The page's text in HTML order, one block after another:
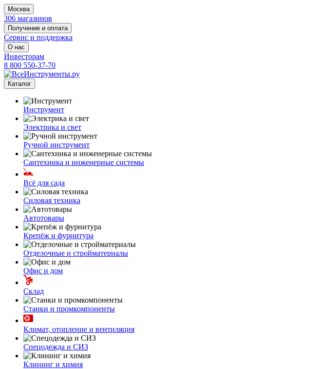
Москва
306 магазинов
Получение и оплата
Сервис и поддержка
О нас
Инвесторам
8 800 550-37-70
Каталог
Инструмент
Электрика и свет
Ручной инструмент
Сантехника и инженерные системы
Всё для сада
Силовая техника
Автотовары
Крепёж и фурнитура
Отделочные и стройматериалы
Офис и дом
Склад
Станки и промкомпоненты
Климат, отопление и вентиляция
Спецодежда и СИЗ
Клининг и химия